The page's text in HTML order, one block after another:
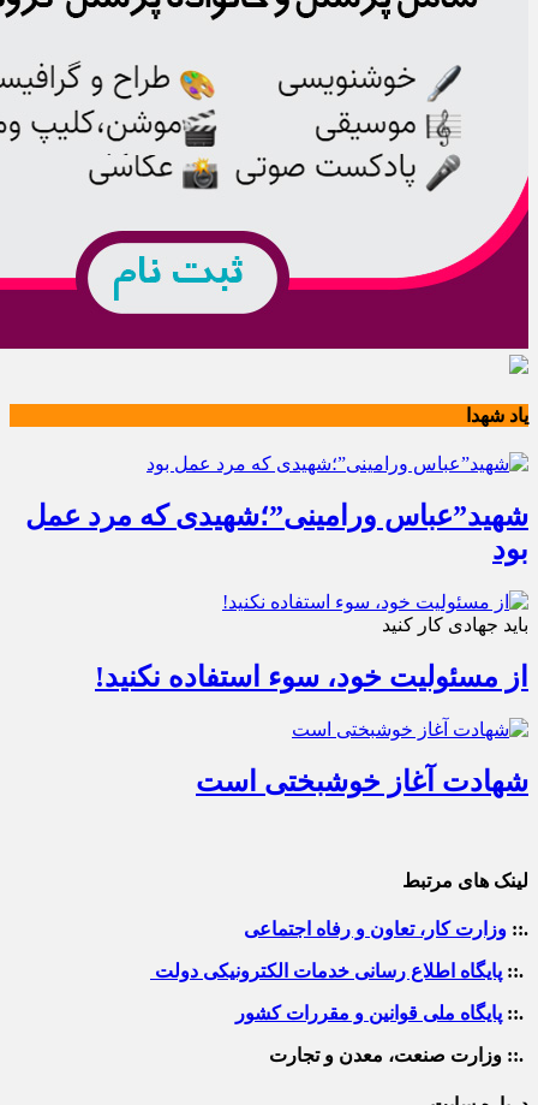
یاد شهدا
شهید”عباس ورامینی”؛شهیدی که مرد عمل
بود
باید جهادی کار کنید
از مسئولیت خود، سوء استفاده نکنید!
شهادت آغاز خوشبختی است
لینک های مرتبط
.:: وزارت کار، تعاون و رفاه اجتماعی
.:: پایگاه اطلاع رسانی خدمات الکترونیکی دولت
.:: پایگاه ملی قوانین و مقررات کشور
.:: وزارت صنعت، معدن و تجارت